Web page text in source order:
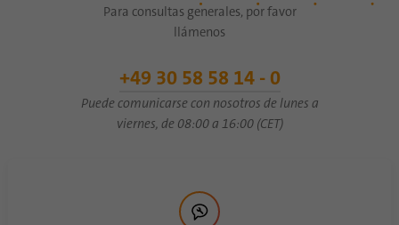
Para consultas generales, por favor
llámenos
+49 30 58 58 14 - 0
Puede comunicarse con nosotros de lunes a
viernes, de 08:00 a 16:00 (CET)